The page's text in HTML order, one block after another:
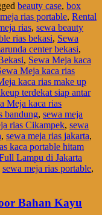
beauty case, box
meja rias portable, Rental
rias, sewa beauty
rias bekasi, Sewa
center bekasi,
, Sewa Meja kaca
Meja kaca rias
kaca rias make up
terdekat siap antar
Meja kaca rias
bandung, sewa meja
rias Cikampek, sewa
, sewa meja rias jakarta,
kaca portable hitam
Lampu di Jakarta
sewa meja rias portable,
Bahan Kayu